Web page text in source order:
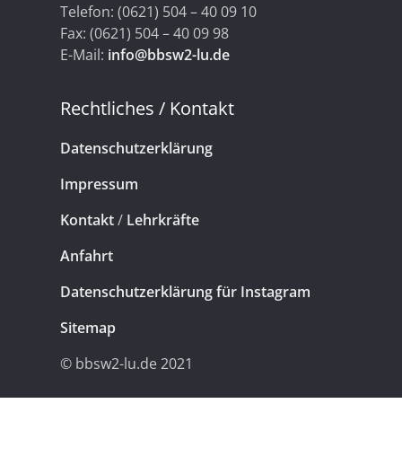
Telefon: (0621) 504 – 40 09 10
Fax: (0621) 504 – 40 09 98
E-Mail: info@bbsw2-lu.de
Rechtliches / Kontakt
Datenschutzerklärung
Impressum
Kontakt/ Lehrkräfte
Anfahrt
Datenschutzerklärung für Instagram
Sitemap
© bbsw2-lu.de 2021